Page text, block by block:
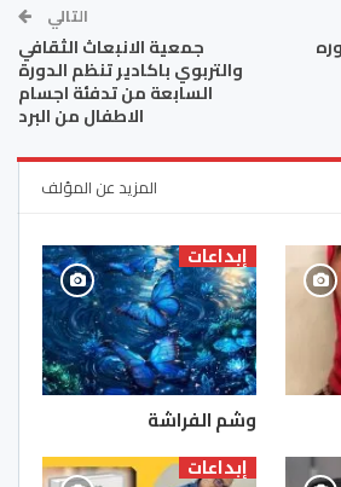
التالي
جمعية الانبعاث الثقافي
والتربوي باكادير تنظم الدورة
السابعة من تدفئة اجسام
الاطفال من البرد
المزيد عن المؤلف
إبداعات
وشم الفراشة
إبداعات